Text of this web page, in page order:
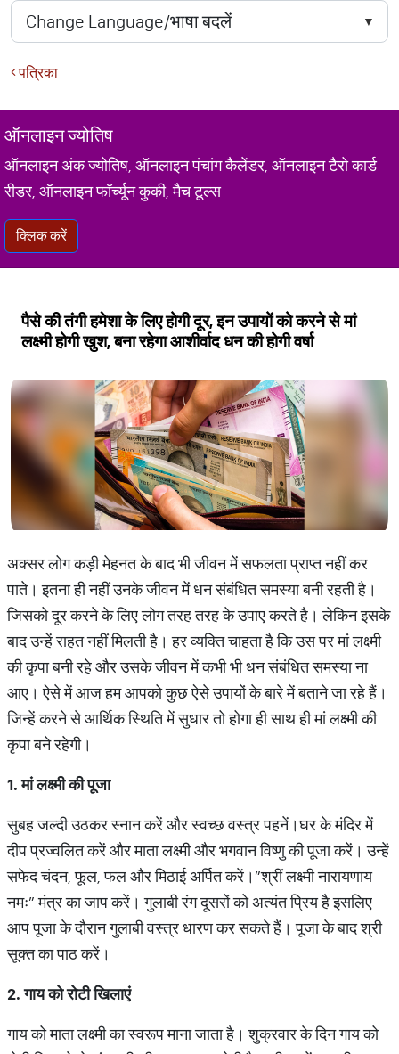
पत्रिका
ऑनलाइन ज्योतिष
ऑनलाइन अंक ज्योतिष, ऑनलाइन पंचांग कैलेंडर, ऑनलाइन टैरो कार्ड
रीडर, ऑनलाइन फॉर्च्यून कुकी, मैच टूल्स
क्लिक करें
पैसे की तंगी हमेशा के लिए होगी दूर, इन उपायों को करने से मां
लक्ष्मी होगी खुश, बना रहेगा आशीर्वाद धन की होगी वर्षा
अक्सर लोग कड़ी मेहनत के बाद भी जीवन में सफलता प्राप्त नहीं कर
पाते। इतना ही नहीं उनके जीवन में धन संबंधित समस्या बनी रहती है।
जिसको दूर करने के लिए लोग तरह तरह के उपाए करते है। लेकिन इसके
बाद उन्हें राहत नहीं मिलती है। हर व्यक्ति चाहता है कि उस पर मां लक्ष्मी
की कृपा बनी रहे और उसके जीवन में कभी भी धन संबंधित समस्या ना
आए। ऐसे में आज हम आपको कुछ ऐसे उपायों के बारे में बताने जा रहे हैं।
जिन्हें करने से आर्थिक स्थिति में सुधार तो होगा ही साथ ही मां लक्ष्मी की
कृपा बने रहेगी।
1.मांलक्ष्मीकीपूजा
सुबह जल्दी उठकर स्नान करें और स्वच्छ वस्त्र पहनें।घर के मंदिर में
दीप प्रज्वलित करें और माता लक्ष्मी और भगवान विष्णु की पूजा करें। उन्हें
सफेद चंदन, फूल, फल और मिठाई अर्पित करें।”श्रीं लक्ष्मी नारायणाय
नमः” मंत्र का जाप करें। गुलाबी रंग दूसरों को अत्यंत प्रिय है इसलिए
आप पूजा के दौरान गुलाबी वस्त्र धारण कर सकते हैं। पूजा के बाद श्री
सूक्त का पाठ करें।
2.गायकोरोटीखिलाएं
गाय को माता लक्ष्मी का स्वरूप माना जाता है। शुक्रवार के दिन गाय को